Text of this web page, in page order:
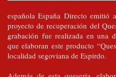
española España Directo
proyecto de recuperación del
grabación fue realizada en una
que elaboran este producto
localidad segoviana de Espirdo.